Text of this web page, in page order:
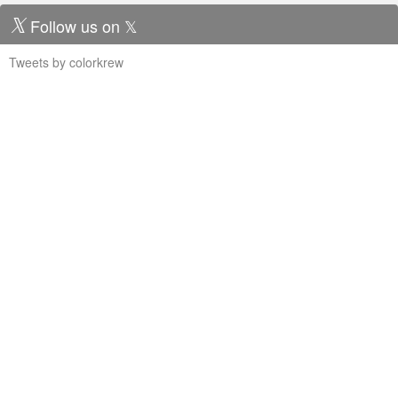
Follow us on 𝕏
Tweets by colorkrew